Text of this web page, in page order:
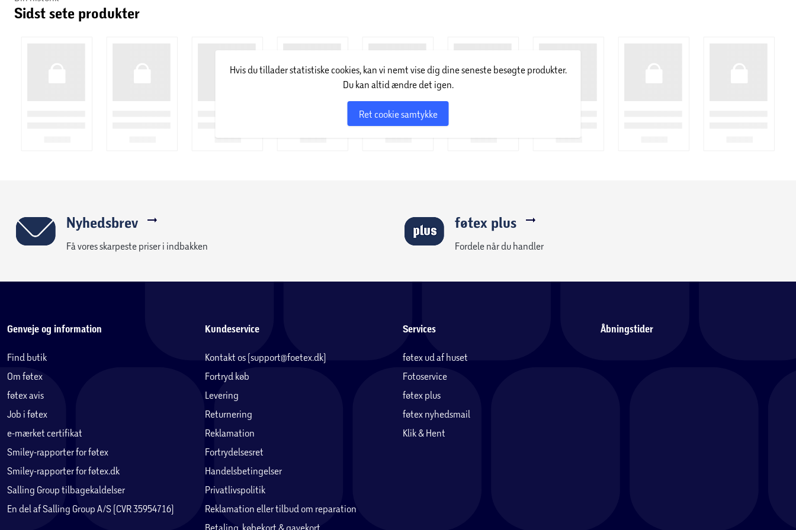
Sidst sete produkter
Hvis du tillader statistiske cookies, kan vi nemt vise dig dine seneste besøgte produkter.
Du kan altid ændre det igen.
Ret cookie samtykke
Nyhedsbrev
Få vores skarpeste priser i indbakken
føtex plus
Fordele når du handler
Genveje og information
Find butik
Om føtex
føtex avis
Job i føtex
e-mærket certifikat
Smiley-rapporter for føtex
Smiley-rapporter for føtex.dk
Salling Group tilbagekaldelser
En del af Salling Group A/S (CVR 35954716)
Kundeservice
Kontakt os (support@foetex.dk)
Fortryd køb
Levering
Returnering
Reklamation
Fortrydelsesret
Handelsbetingelser
Privatlivspolitik
Reklamation eller tilbud om reparation
Betaling, købekort & gavekort
Services
føtex ud af huset
Fotoservice
føtex plus
føtex nyhedsmail
Klik & Hent
Åbningstider